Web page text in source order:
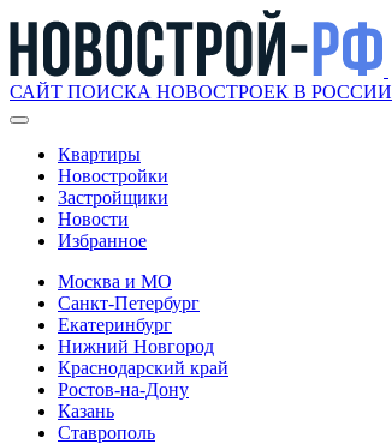
САЙТ ПОИСКА НОВОСТРОЕК В РОССИИ
Квартиры
Новостройки
Застройщики
Новости
Избранное
Москва и МО
Санкт-Петербург
Екатеринбург
Нижний Новгород
Краснодарский край
Ростов-на-Дону
Казань
Ставрополь